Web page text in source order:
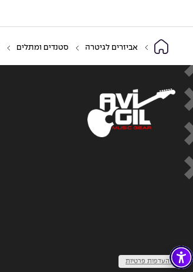
אביזרים לגיטרה סטנדים ומתלים
שנו העדפות פרטיות